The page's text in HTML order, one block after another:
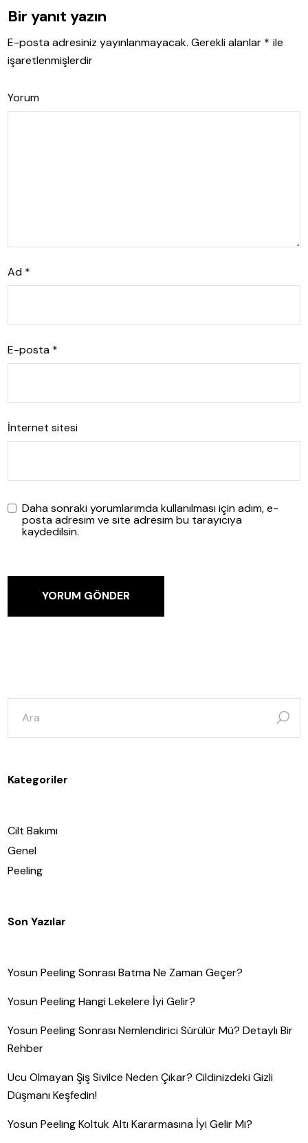
Bir yanıt yazın
E-posta adresiniz yayınlanmayacak. Gerekli alanlar * ile
işaretlenmişlerdir
Yorum
Ad *
E-posta *
İnternet sitesi
Daha sonraki yorumlarımda kullanılması için adım, e-
posta adresim ve site adresim bu tarayıcıya
kaydedilsin.
YORUM GÖNDER
şunun
ara:
Kategoriler
Cilt Bakımı
Genel
Peeling
Son Yazılar
Yosun Peeling Sonrası Batma Ne Zaman Geçer?
Yosun Peeling Hangi Lekelere İyi Gelir?
Yosun Peeling Sonrası Nemlendirici Sürülür Mü? Detaylı Bir
Rehber
Ucu Olmayan Şiş Sivilce Neden Çıkar? Cildinizdeki Gizli
Düşmanı Keşfedin!
Yosun Peeling Koltuk Altı Kararmasına İyi Gelir Mi?